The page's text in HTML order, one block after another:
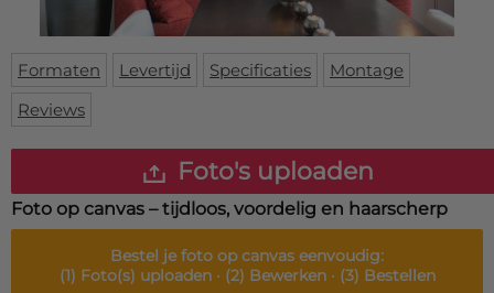
Vloermat
Skateboard deck
Inloggen
WhatsApp
Formaten Levertijd Specificaties
Montage
Reviews
Foto's uploaden
Foto op canvas – tijdloos, voordelig en haarscherp
Bestel jefoto op canvas eenvoudig:
(1) Foto(s) uploaden · (2) Bewerken · (3) Bestellen